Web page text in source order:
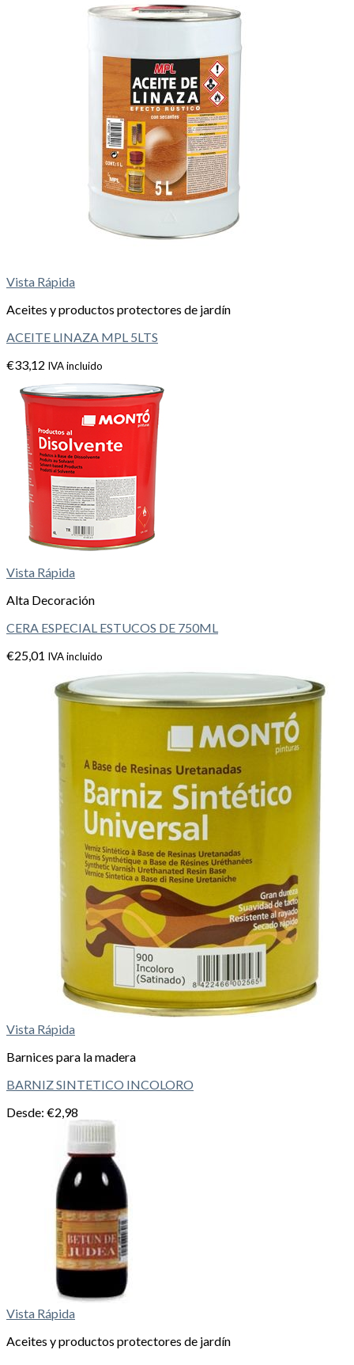
Vista Rápida
Aceites y productos protectores de jardín
ACEITE LINAZA MPL 5LTS
€33,12 IVA incluido
Vista Rápida
Alta Decoración
CERA ESPECIAL ESTUCOS DE 750ML
€25,01 IVA incluido
Vista Rápida
Barnices para la madera
BARNIZ SINTETICO INCOLORO
Desde: €2,98
Vista Rápida
Aceites y productos protectores de jardín